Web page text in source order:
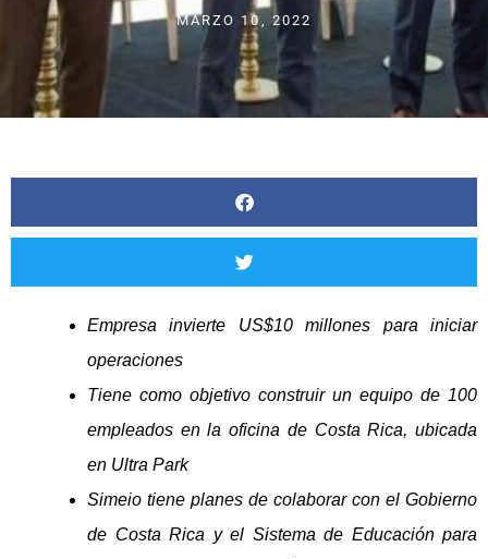
MARZO 10, 2022
Empresa invierte US$10 millones para iniciar
operaciones
Tiene como objetivo construir un equipo de 100
empleados en la oficina de Costa Rica, ubicada
en Ultra Park
Simeio tiene planes de colaborar con el Gobierno
de Costa Rica y el Sistema de Educación para